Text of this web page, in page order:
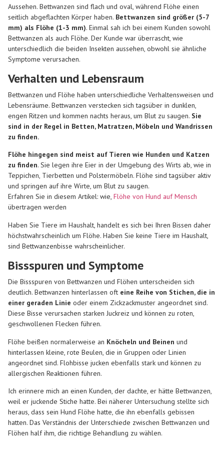
Aussehen. Bettwanzen sind flach und oval, während Flöhe einen
seitlich abgeflachten Körper haben. Bettwanzen sind größer (5-7
mm) als Flöhe (1-3 mm). Einmal sah ich bei einem Kunden sowohl
Bettwanzen als auch Flöhe. Der Kunde war überrascht, wie
unterschiedlich die beiden Insekten aussehen, obwohl sie ähnliche
Symptome verursachen.
Verhalten und Lebensraum
Bettwanzen und Flöhe haben unterschiedliche Verhaltensweisen und
Lebensräume. Bettwanzen verstecken sich tagsüber in dunklen,
engen Ritzen und kommen nachts heraus, um Blut zu saugen. Sie
sind in der Regel in Betten, Matratzen, Möbeln und Wandrissen
zu finden.
Flöhe hingegen sind meist auf Tieren wie Hunden und Katzen
zu finden. Sie legen ihre Eier in der Umgebung des Wirts ab, wie in
Teppichen, Tierbetten und Polstermöbeln. Flöhe sind tagsüber aktiv
und springen auf ihre Wirte, um Blut zu saugen.
Erfahren Sie in diesem Artikel: wie, Flöhe von Hund auf Mensch
übertragen werden
Haben Sie Tiere im Haushalt, handelt es sich bei Ihren Bissen daher
höchstwahrscheinlich um Flöhe. Haben Sie keine Tiere im Haushalt,
sind Bettwanzenbisse wahrscheinlicher.
Bissspuren und Symptome
Die Bissspuren von Bettwanzen und Flöhen unterscheiden sich
deutlich. Bettwanzen hinterlassen oft eine Reihe von Stichen, die in
einer geraden Linie oder einem Zickzackmuster angeordnet sind.
Diese Bisse verursachen starken Juckreiz und können zu roten,
geschwollenen Flecken führen.
Flöhe beißen normalerweise an Knöcheln und Beinen und
hinterlassen kleine, rote Beulen, die in Gruppen oder Linien
angeordnet sind. Flohbisse jucken ebenfalls stark und können zu
allergischen Reaktionen führen.
Ich erinnere mich an einen Kunden, der dachte, er hätte Bettwanzen,
weil er juckende Stiche hatte. Bei näherer Untersuchung stellte sich
heraus, dass sein Hund Flöhe hatte, die ihn ebenfalls gebissen
hatten. Das Verständnis der Unterschiede zwischen Bettwanzen und
Flöhen half ihm, die richtige Behandlung zu wählen.